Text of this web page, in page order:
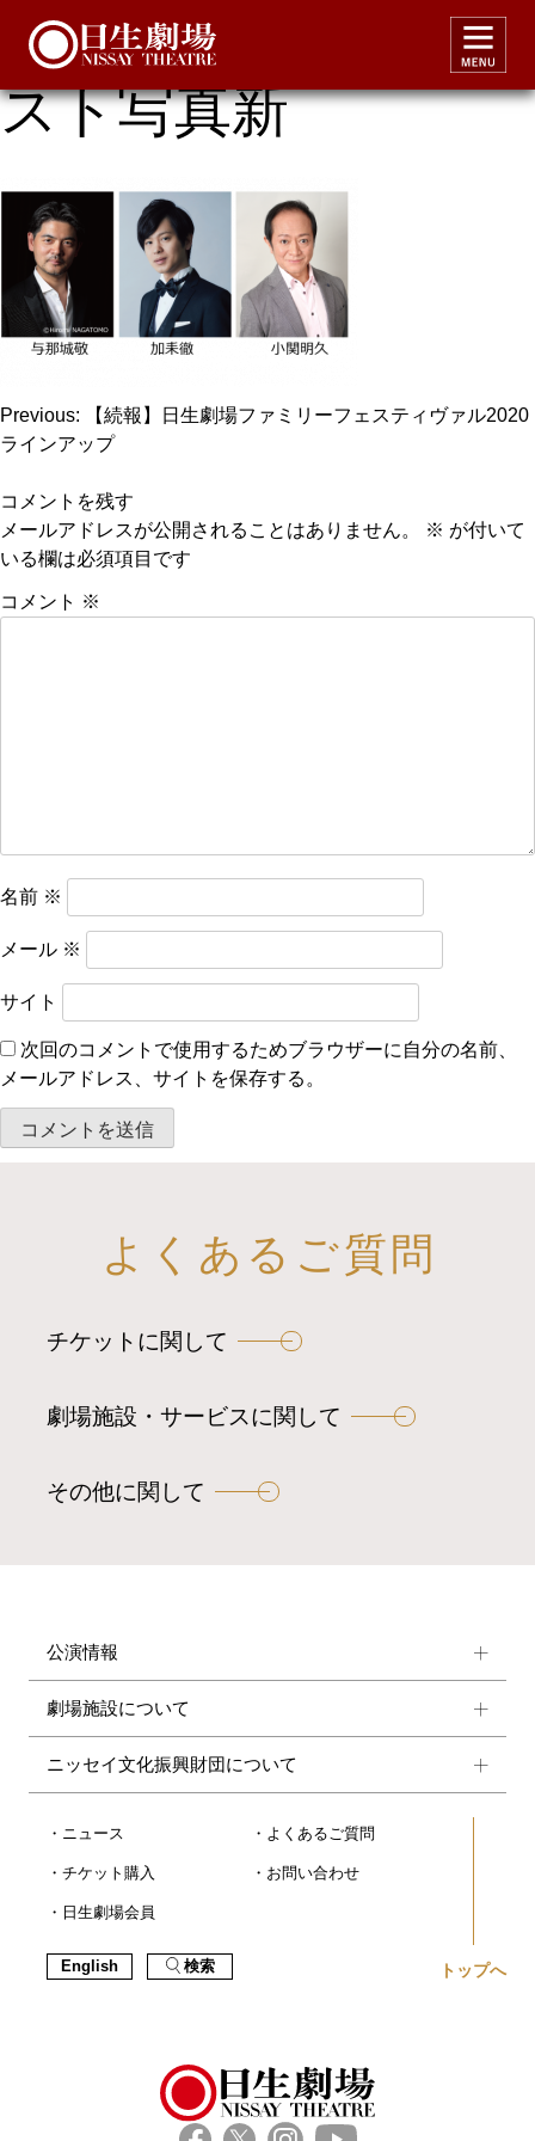
アラジン2020キャ
スト写真新
投
稿
ナ
ビ
ゲ
ー
Previous:
【続報】日生劇場ファミリーフェスティヴァル2020
ラインアップ
コメントを残す
メールアドレスが公開されることはありません。
※ が付いて
いる欄は必須項目です
コメント ※
名前 ※
メール ※
サイト
次回のコメントで使用するためブラウザーに自分の名前、
メールアドレス、サイトを保存する。
よくあるご質問
チケットに関して
劇場施設・サービスに関して
その他に関して
公演情報
劇場施設について
ニッセイ文化振興財団について
ニュース
チケット購入
日生劇場会員
よくあるご質問
お問い合わせ
English 検索 トップへ